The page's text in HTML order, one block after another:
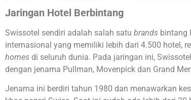
Jaringan Hotel Berbintang
Swissotel sendiri adalah salah satu brands bintang
internasional yang memiliki lebih dari 4.500 hotel,
homes di seluruh dunia. Pada jaringan ini,
dengan jenama Pullman, Movenpick dan Grand
Jenama ini berdiri tahun 1980 dan menawarkan